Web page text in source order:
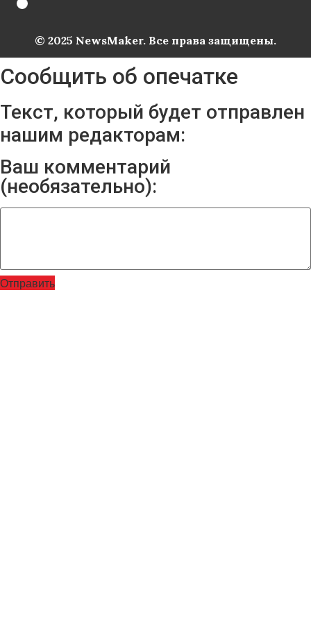
© 2025 NewsMaker. Все права защищены.
Сообщить об опечатке
Текст, который будет отправлен
нашим редакторам:
Ваш комментарий
(необязательно):
Отправить